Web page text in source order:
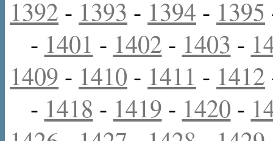
1392 - 1393 - 1394 - 1395
- 1401 - 1402 - 1403 -
1409 - 1410 - 1411 - 1412
- 1418 - 1419 - 1420 -